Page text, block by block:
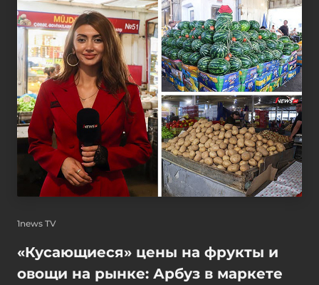
1news TV
«Кусающиеся» цены на фрукты и
овощи на рынке: Арбуз в маркете